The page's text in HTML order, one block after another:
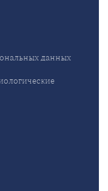
данных